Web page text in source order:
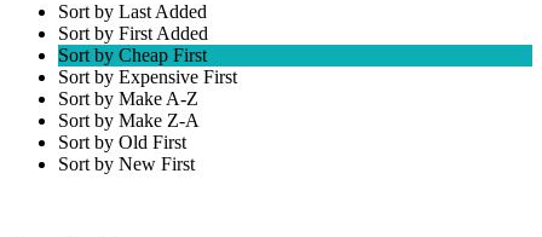
Sort by Last Added
Sort by First Added
Sort by Cheap First
Sort by Expensive First
Sort by Make A-Z
Sort by Make Z-A
Sort by Old First
Sort by New First